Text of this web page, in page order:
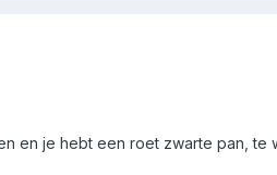
en je hebt een roet zwarte pan, te